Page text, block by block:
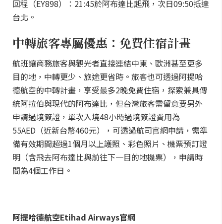
回程（EY898）：21:45於阿布達比起飛，次日09:50抵達
台北。
中轉旅客專屬優惠：免費住宿計畫
航班讓商務旅客與觀光者直接連結中東、歐洲甚至更多
目的地，中轉更少、旅途更省時。旅客也可透過阿提哈
德航空的中轉計畫，享受最多2晚免費住宿，探索兼具傳
統阿拉伯與現代的阿布達比，但台灣旅客需留意要另外
申請過境簽證，單次入境48小時過境簽證費用為
55AED（近新台幣460元），可透過航司官網申請，需準
備有效期間超過1個月以上護照、彩色照片、機票預訂證
明（含飛去阿布達比與前往下一目的地機票），申請時
間為4個工作日。
阿提哈德航空Etihad Airways官網